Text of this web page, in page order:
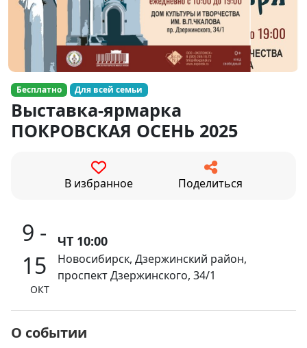
Бесплатно Для всей семьи
Выставка-ярмарка
ПОКРОВСКАЯ ОСЕНЬ 2025
В избранное Поделиться
9 -
15
ОКТ
ЧТ 10:00
Новосибирск, Дзержинский район,
проспект Дзержинского, 34/1
О событии